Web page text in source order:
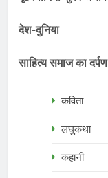
देश-दुनिया
साहित्य समाज का दर्पण
कविता
लघुकथा
कहानी